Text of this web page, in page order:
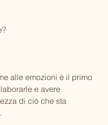
alle emozioni è il primo
e avere
di ciò che sta